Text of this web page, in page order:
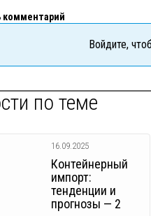
комментарий
Войдите,
по теме
16.09.2025
Контейнерный
импорт:
тенденции и
прогнозы — 2